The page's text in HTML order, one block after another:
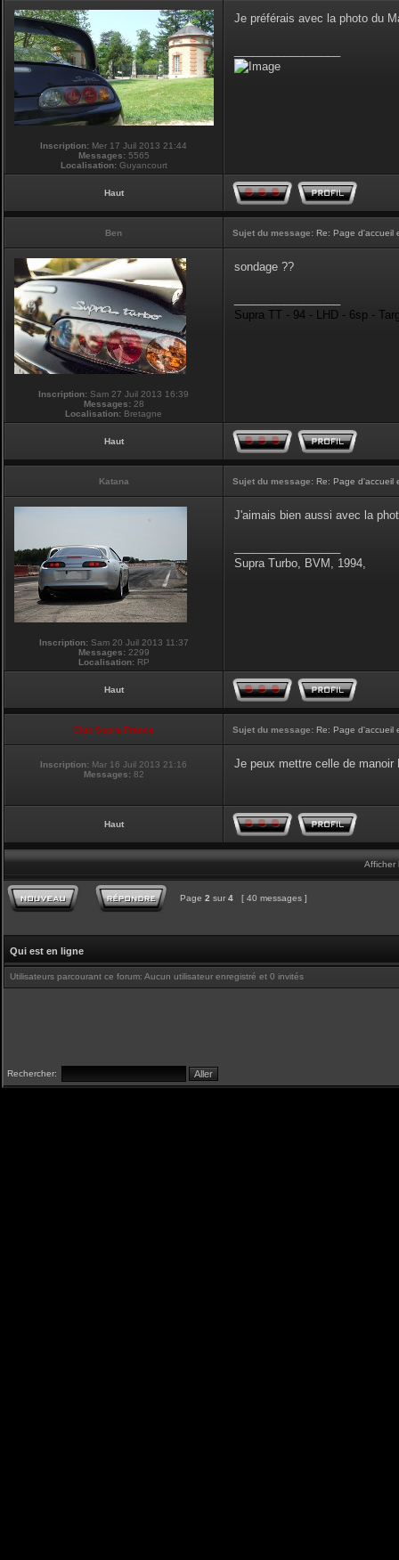
Inscription: Mer 17 Juil 2013 21:44
Messages: 5565
Localisation: Guyancourt
Je préférais avec la photo du
Haut
Ben Sujet du message: Re: Page d'accueil
Inscription: Sam 27 Juil 2013 16:39
Messages: 28
Localisation: Bretagne
sondage ??
Supra TT - 94 - LHD - 6sp -
Haut
Katana Sujet du message: Re: Page d'accueil
Inscription: Sam 20 Juil 2013 11:37
Messages: 2299
Localisation: RP
J'aimais bien aussi avec la
Supra Turbo, BVM, 1994,
Haut
Club Supra France Sujet du message: Re: Page d'accueil
Inscription: Mar 16 Juil 2013 21:16
Messages: 82
Je peux mettre celle de
Haut
Afficher
Page 2 sur 4 [ 40 messages ]
Qui est en ligne
Utilisateurs parcourant ce forum: Aucun utilisateur enregistré et 0 invités
Rechercher: